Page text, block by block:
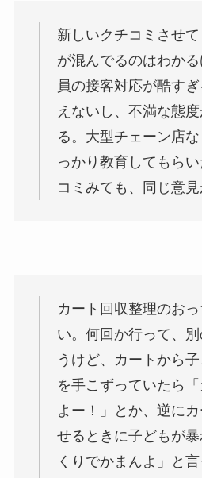
新しいクチコミさせ
が混んでるのはわか
員の接客対応が酷す
えないし、不満な態
る。大型チェーン店
っかり教育してもら
コミみても、同じ意見
カート回収整理のお
い。何回か行って、
うけど、カートから
を手こずっていたら
よー！」とか、逆に
せるときに子どもが
くりでかまんよ」と言